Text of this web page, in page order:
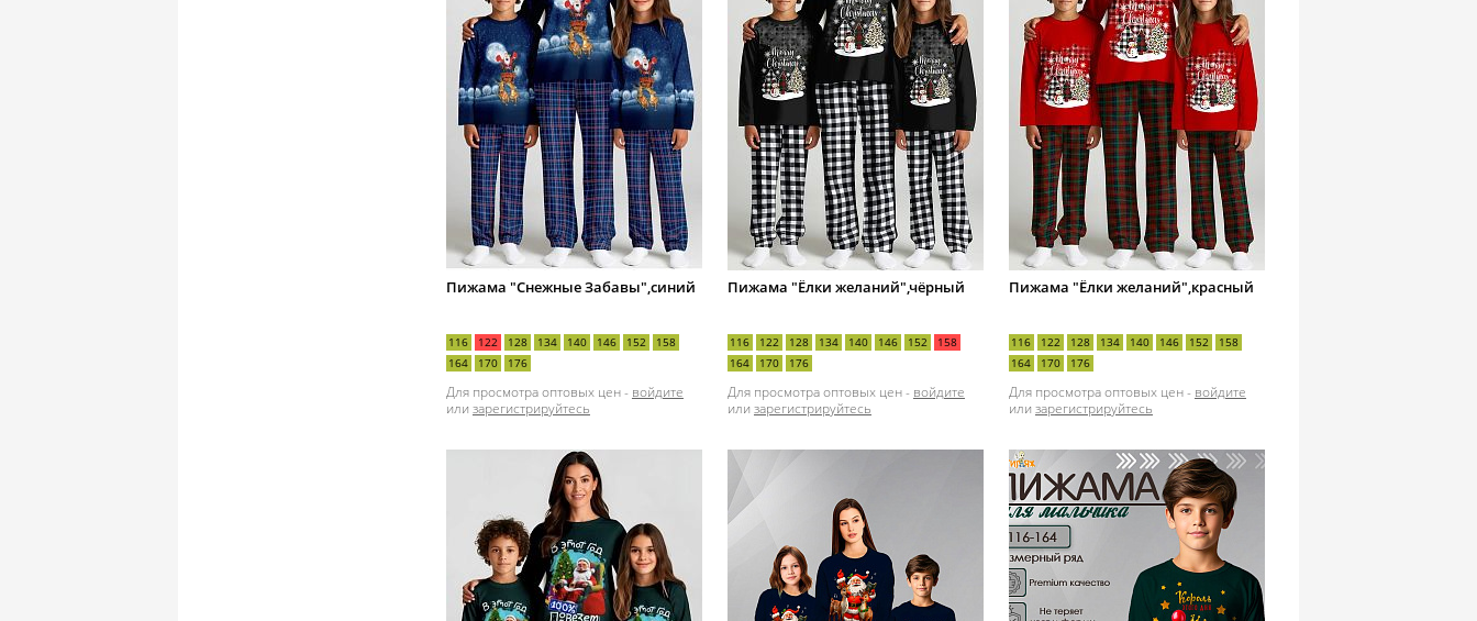
Пижама "Снежные Забавы",синий
116 122 128 134 140 146 152
158
164
170 176
Для просмотра оптовых цен - войдите
или зарегистрируйтесь
Пижама "Ёлки желаний",чёрный
116 122 128 134 140 146 152
158
164
170 176
Для просмотра оптовых цен - войдите
или зарегистрируйтесь
Пижама "Ёлки желаний",красный
116 122 128 134 140 146 152
158
164
170 176
Для просмотра оптовых цен - войдите
или зарегистрируйтесь